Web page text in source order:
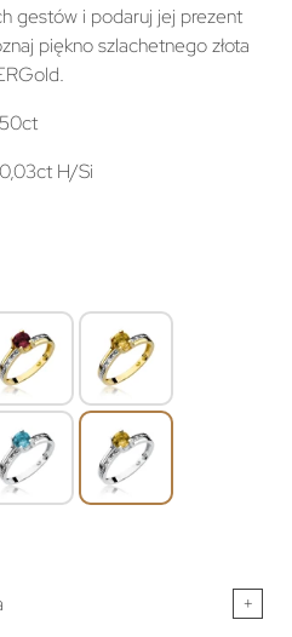
gestów i podaruj jej prezent
piękno szlachetnego złota
H/Si
+